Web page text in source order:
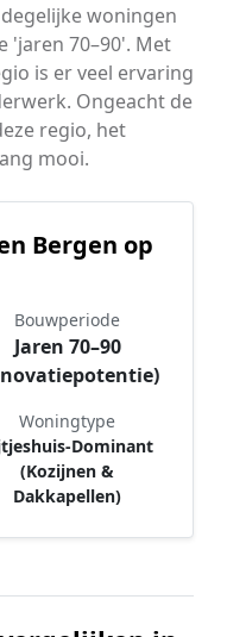
woningen
'jaren 70–90'. Met
is er veel ervaring
Ongeacht de
regio, het
mooi.
Bergen op
Bouwperiode
Jaren 70–90
Woningtype
Dominant
(Kozijnen &
Dakkapellen)